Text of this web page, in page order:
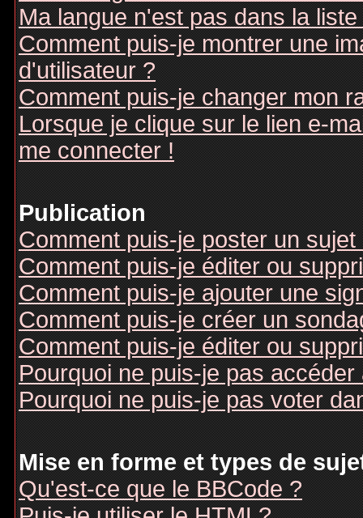
Ma langue n'est pas dans la liste
Comment puis-je montrer une
d'utilisateur ?
Comment puis-je changer mon
Lorsque je clique sur le lien e-
me connecter !
Publication
Comment puis-je poster un
Comment puis-je éditer ou
Comment puis-je ajouter une
Comment puis-je créer un
Comment puis-je éditer ou
Pourquoi ne puis-je pas accéder
Pourquoi ne puis-je pas voter
Mise en forme et types de
Qu'est-ce que le BBCode ?